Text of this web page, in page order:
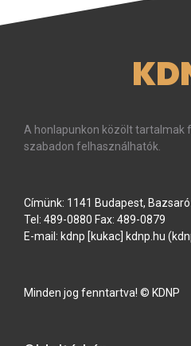
A honlapunkon közölt tartalmak
szabadon felhasználhatók.
Címünk: 1141 Budapest,
Tel: 489-0880 Fax: 489-0879
E-mail: kdnp [kukac] kdnp hu
Minden jog fenntartva! © KDNP